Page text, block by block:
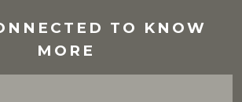
TO KNOW
MORE